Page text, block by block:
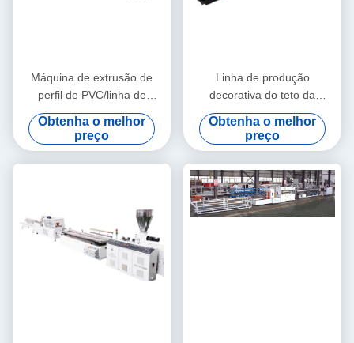
Máquina de extrusão de
perfil de PVC/linha de
extrusão de perfil de PVC
Obtenha o melhor
preço
Linha de produção
decorativa do teto da
máquina da extrusão do
perfil de WPC/WPC
Obtenha o melhor
preço